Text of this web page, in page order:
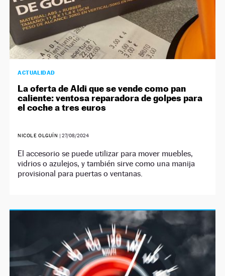
ACTUALIDAD
La oferta de Aldi que se vende como pan
caliente: ventosa reparadora de golpes para
el coche a tres euros
NICOLE OLGUÍN | 27/08/2024
El accesorio se puede utilizar para mover muebles,
vidrios o azulejos, y también sirve como una manija
provisional para puertas o ventanas.